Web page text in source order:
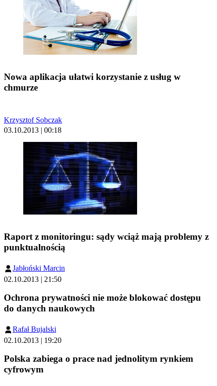
Nowa aplikacja ułatwi korzystanie z usług w
chmurze
Krzysztof Sobczak
03.10.2013 | 00:18
Raport z monitoringu: sądy wciąż mają problemy z
punktualnością
Jabłoński Marcin
02.10.2013 | 21:50
Ochrona prywatności nie może blokować dostępu
do danych naukowych
Rafał Bujalski
02.10.2013 | 19:20
Polska zabiega o prace nad jednolitym rynkiem
cyfrowym